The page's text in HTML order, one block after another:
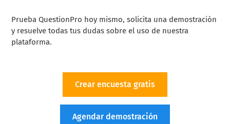
Prueba QuestionPro hoy mismo, solicita una demostración
y resuelve todas tus dudas sobre el uso de nuestra
plataforma.
Crear encuesta gratis
Agendar demostración